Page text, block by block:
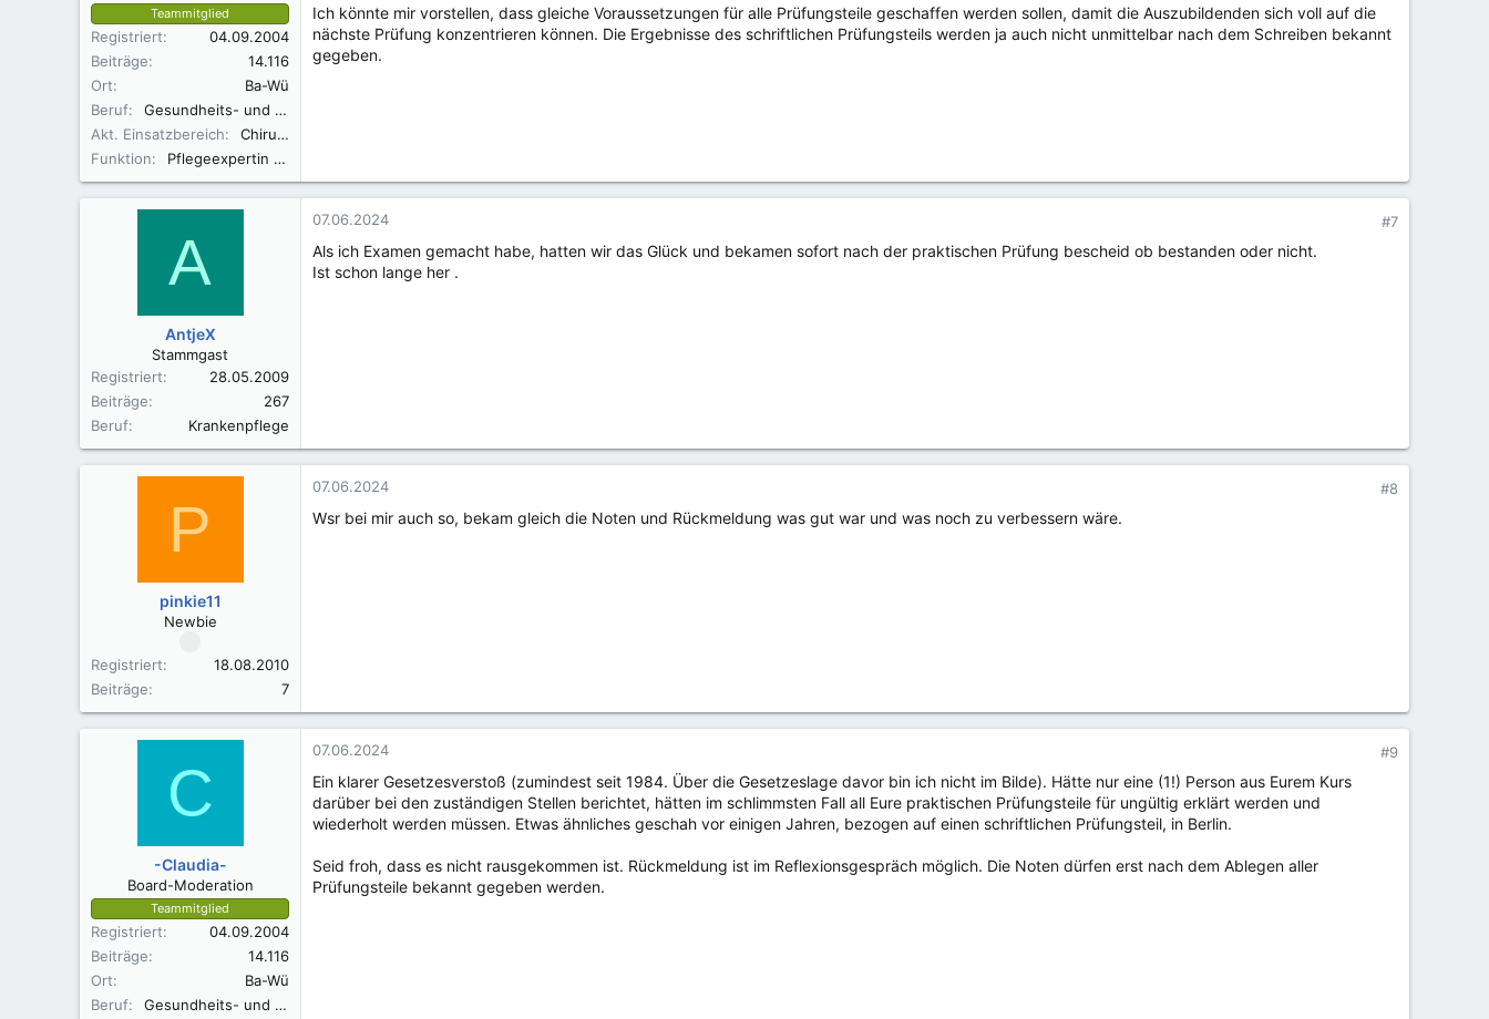
Teammitglied
Registriert
04.09.2004
Beiträge
14.116
Ort
Ba-Wü
Beruf
Gesundheits- und Krankenpflegerin
Akt. Einsatzbereich
Chirurgie
Funktion
Pflegeexpertin ANP
Ich könnte mir vorstellen, dass gleiche Voraussetzungen für alle Prüfungsteile geschaffen werden sollen, damit die Auszubildenden sich voll auf die
nächste Prüfung konzentrieren können. Die Ergebnisse des schriftlichen Prüfungsteils werden ja auch nicht unmittelbar nach dem Schreiben bekannt
gegeben.
A
AntjeX
Stammgast
Registriert
28.05.2009
Beiträge
267
Beruf
Krankenpflege
07.06.2024 #7
Als ich Examen gemacht habe, hatten wir das Glück und bekamen sofort nach der praktischen Prüfung bescheid ob bestanden oder nicht.
Ist schon lange her .
P
pinkie11
Newbie
Registriert
18.08.2010
Beiträge
7
07.06.2024 #8
Wsr bei mir auch so, bekam gleich die Noten und Rückmeldung was gut war und was noch zu verbessern wäre.
C
-Claudia-
Board-Moderation
Teammitglied
Registriert
04.09.2004
Beiträge
14.116
Ort
Ba-Wü
Beruf
Gesundheits- und Krankenpflegerin
07.06.2024 #9
Ein klarer Gesetzesverstoß (zumindest seit 1984. Über die Gesetzeslage davor bin ich nicht im Bilde). Hätte nur eine (1!) Person aus Eurem Kurs
darüber bei den zuständigen Stellen berichtet, hätten im schlimmsten Fall all Eure praktischen Prüfungsteile für ungültig erklärt werden und
wiederholt werden müssen. Etwas ähnliches geschah vor einigen Jahren, bezogen auf einen schriftlichen Prüfungsteil, in Berlin.
Seid froh, dass es nicht rausgekommen ist. Rückmeldung ist im Reflexionsgespräch möglich. Die Noten dürfen erst nach dem Ablegen aller
Prüfungsteile bekannt gegeben werden.